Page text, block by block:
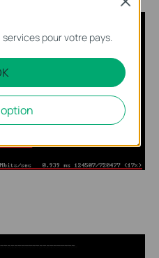
pour votre pays.